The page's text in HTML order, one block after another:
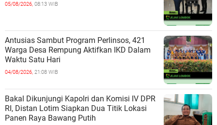
05/08/2026, 08:13 WIB
Antusias Sambut Program Perlinsos, 421
Warga Desa Rempung Aktifkan IKD Dalam
Waktu Satu Hari
04/08/2026, 21:08 WIB
Bakal Dikunjungi Kapolri dan Komisi IV DPR
RI, Distan Lotim Siapkan Dua Titik Lokasi
Panen Raya Bawang Putih